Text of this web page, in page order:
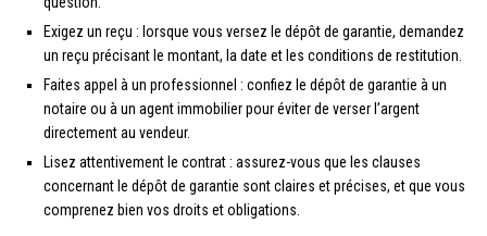
Exigez un reçu : lorsque vous versez le dépôt de garantie, demandez
un reçu précisant le montant, la date et les conditions de restitution.
Faites appel à un professionnel : confiez le dépôt de garantie à un
notaire ou à un agent immobilier pour éviter de verser l’argent
directement au vendeur.
Lisez attentivement le contrat : assurez-vous que les clauses
concernant le dépôt de garantie sont claires et précises, et que vous
comprenez bien vos droits et obligations.